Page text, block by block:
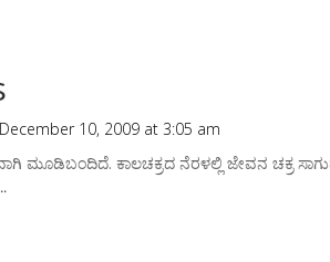
10, 2009 at 3:05 am
ಮೂಡಿಬಂದಿದೆ. ಕಾಲಚಕ್ರದ ನೆರಳಲ್ಲಿ ಜೇವನ ಚಕ್ರ